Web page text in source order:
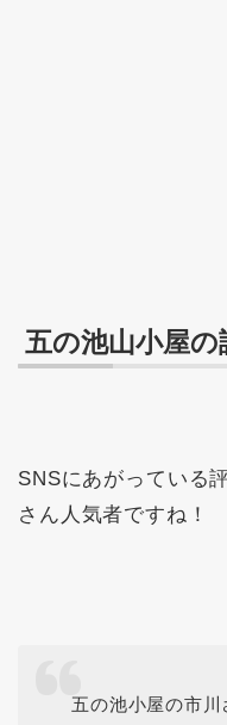
五の池山小屋の
SNSにあがっている
さん人気者ですね！
五の池小屋の市川